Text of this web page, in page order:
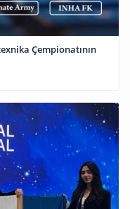
Çempionatının